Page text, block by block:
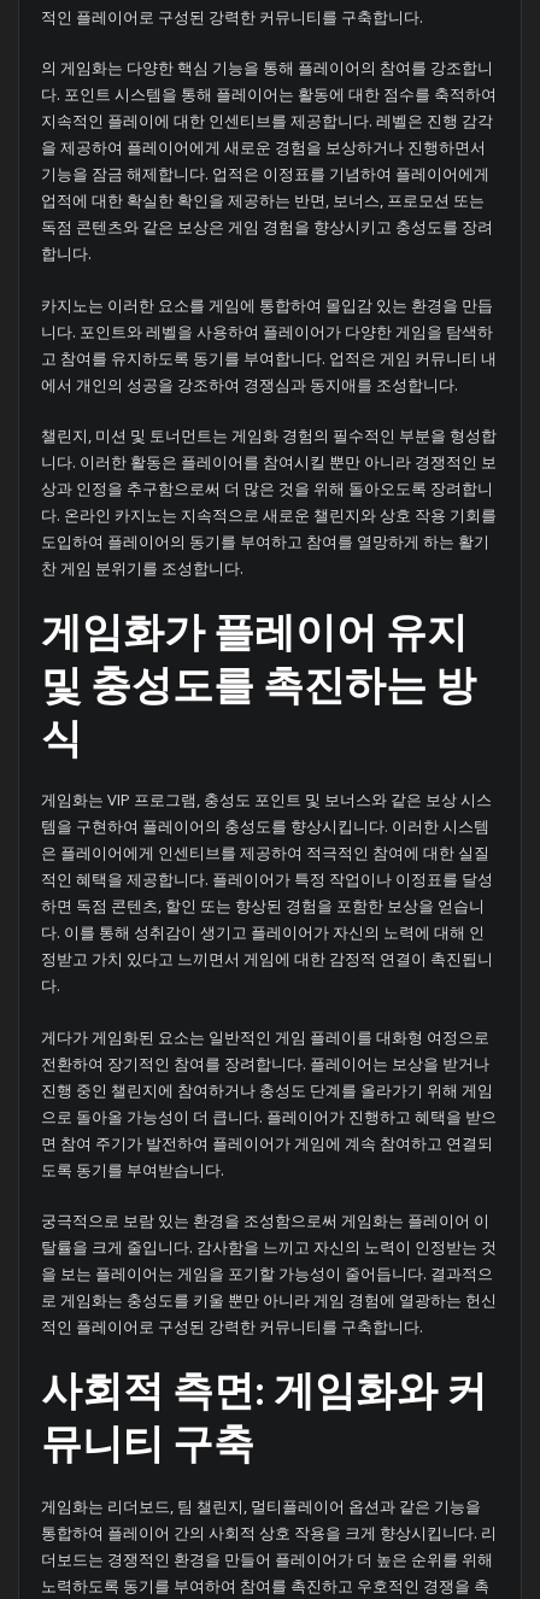
적인 플레이어로 구성된 강력한 커뮤니티를 구축합니다.
의 게임화는 다양한 핵심 기능을 통해 플레이어의 참여를 강조합니
다. 포인트 시스템을 통해 플레이어는 활동에 대한 점수를 축적하여
지속적인 플레이에 대한 인센티브를 제공합니다. 레벨은 진행 감각
을 제공하여 플레이어에게 새로운 경험을 보상하거나 진행하면서
기능을 잠금 해제합니다. 업적은 이정표를 기념하여 플레이어에게
업적에 대한 확실한 확인을 제공하는 반면, 보너스, 프로모션 또는
독점 콘텐츠와 같은 보상은 게임 경험을 향상시키고 충성도를 장려
합니다.
카지노는 이러한 요소를 게임에 통합하여 몰입감 있는 환경을 만듭
니다. 포인트와 레벨을 사용하여 플레이어가 다양한 게임을 탐색하
고 참여를 유지하도록 동기를 부여합니다. 업적은 게임 커뮤니티 내
에서 개인의 성공을 강조하여 경쟁심과 동지애를 조성합니다.
챌린지, 미션 및 토너먼트는 게임화 경험의 필수적인 부분을 형성합
니다. 이러한 활동은 플레이어를 참여시킬 뿐만 아니라 경쟁적인 보
상과 인정을 추구함으로써 더 많은 것을 위해 돌아오도록 장려합니
다. 온라인 카지노는 지속적으로 새로운 챌린지와 상호 작용 기회를
도입하여 플레이어의 동기를 부여하고 참여를 열망하게 하는 활기
찬 게임 분위기를 조성합니다.
게임화가 플레이어 유지
및 충성도를 촉진하는 방
식
게임화는 VIP 프로그램, 충성도 포인트 및 보너스와 같은 보상 시스
템을 구현하여 플레이어의 충성도를 향상시킵니다. 이러한 시스템
은 플레이어에게 인센티브를 제공하여 적극적인 참여에 대한 실질
적인 혜택을 제공합니다. 플레이어가 특정 작업이나 이정표를 달성
하면 독점 콘텐츠, 할인 또는 향상된 경험을 포함한 보상을 얻습니
다. 이를 통해 성취감이 생기고 플레이어가 자신의 노력에 대해 인
정받고 가치 있다고 느끼면서 게임에 대한 감정적 연결이 촉진됩니
다.
게다가 게임화된 요소는 일반적인 게임 플레이를 대화형 여정으로
전환하여 장기적인 참여를 장려합니다. 플레이어는 보상을 받거나
진행 중인 챌린지에 참여하거나 충성도 단계를 올라가기 위해 게임
으로 돌아올 가능성이 더 큽니다. 플레이어가 진행하고 혜택을 받으
면 참여 주기가 발전하여 플레이어가 게임에 계속 참여하고 연결되
도록 동기를 부여받습니다.
궁극적으로 보람 있는 환경을 조성함으로써 게임화는 플레이어 이
탈률을 크게 줄입니다. 감사함을 느끼고 자신의 노력이 인정받는 것
을 보는 플레이어는 게임을 포기할 가능성이 줄어듭니다. 결과적으
로 게임화는 충성도를 키울 뿐만 아니라 게임 경험에 열광하는 헌신
적인 플레이어로 구성된 강력한 커뮤니티를 구축합니다.
사회적 측면: 게임화와 커
뮤니티 구축
게임화는 리더보드, 팀 챌린지, 멀티플레이어 옵션과 같은 기능을
통합하여 플레이어 간의 사회적 상호 작용을 크게 향상시킵니다. 리
더보드는 경쟁적인 환경을 만들어 플레이어가 더 높은 순위를 위해
노력하도록 동기를 부여하여 참여를 촉진하고 우호적인 경쟁을 촉